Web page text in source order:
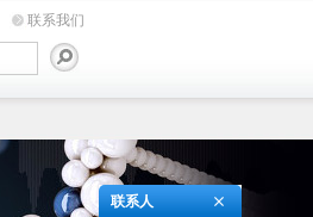
联系我们
联系人